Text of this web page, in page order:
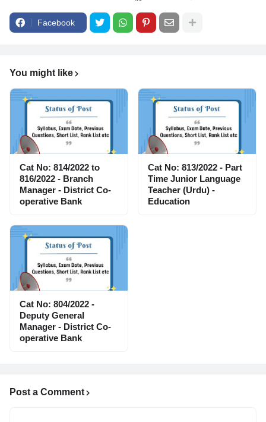
Facebook
You might like
Cat No: 814/2022 to
816/2022 - Branch
Manager - District Co-
operative Bank
Cat No: 813/2022 - Part
Time Junior Language
Teacher (Urdu) -
Education
Cat No: 804/2022 -
Deputy General
Manager - District Co-
operative Bank
Post a Comment